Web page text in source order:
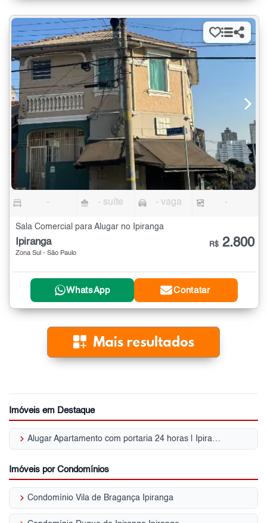
- - suíte - vaga -
Sala Comercial para Alugar no Ipiranga
Ipiranga
Zona Sul - São Paulo
R$ 2.800
WhatsApp Contatar
Imóveis em Destaque
keyboard_arrow_right Alugar Apartamento com portaria 24 horas | Ipiranga
Imóveis por Condomínios
keyboard_arrow_right Condomínio Vila de Bragança Ipiranga